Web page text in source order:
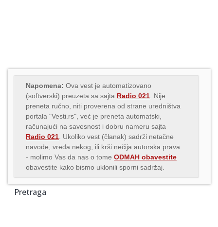
Napomena: Ova vest je automatizovano
(softverski) preuzeta sa sajta Radio 021 . Nije
preneta ručno, niti proverena od strane uredništva
portala "Vesti.rs", već je preneta automatski,
računajući na savesnost i dobru nameru sajta
Radio 021 . Ukoliko vest (članak) sadrži netačne
navode, vređa nekog, ili krši nečija autorska prava
- molimo Vas da nas o tome ODMAH obavestite
obavestite kako bismo uklonili sporni sadržaj.
Pretraga